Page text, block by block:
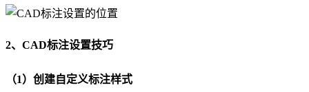
2、CAD标注设置技巧
（1）创建自定义标注样式